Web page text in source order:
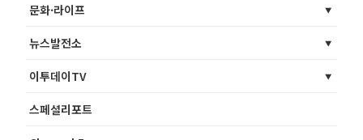
문화·라이프
뉴스발전소
이투데이TV
스페셜리포트